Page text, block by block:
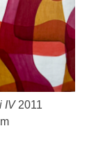
IV 2011